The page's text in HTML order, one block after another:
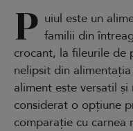
P uiul este un
familii din
crocant, la fileurile de
nelipsit din
aliment este versatil
considerat o opțiune
comparație cu carnea